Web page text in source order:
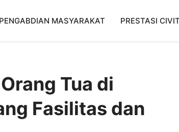
PENGABDIAN MASYARAKAT PRESTASI
Tua di
Fasilitas dan